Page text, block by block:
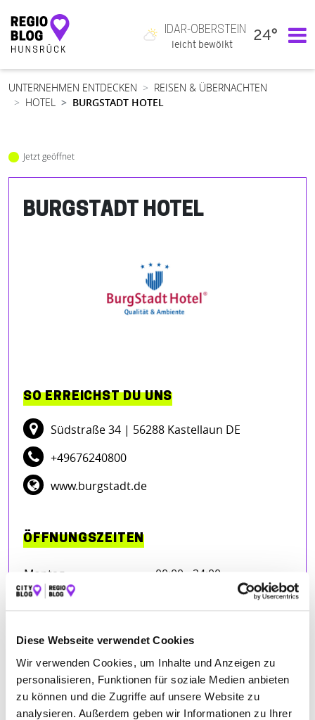
Diese Webseite verwendet Cookies
Wir verwenden Cookies, um Inhalte und Anzeigen zu
personalisieren, Funktionen für soziale Medien anbieten
zu können und die Zugriffe auf unsere Website zu
analysieren. Außerdem geben wir Informationen zu Ihrer
Hauptnavigation
IDAR-OBERSTEIN
leicht bewölkt
24°
UNTERNEHMEN ENTDECKEN
REISEN & ÜBERNACHTEN
HOTEL
BURGSTADT HOTEL
Jetzt geöffnet
BURGSTADT HOTEL
SO ERREICHST DU UNS
Südstraße 34 | 56288 Kastellaun DE
+49676240800
www.burgstadt.de
ÖFFNUNGSZEITEN
Montag
00:00 - 24:00
Dienstag
Mittwoch
00:00 - 24:00
Donnerstag
00:00 - 24:00
Freitag
00:00 - 24:00
Samstag
00:00 - 24:00
Sonntag
00:00 - 24:00